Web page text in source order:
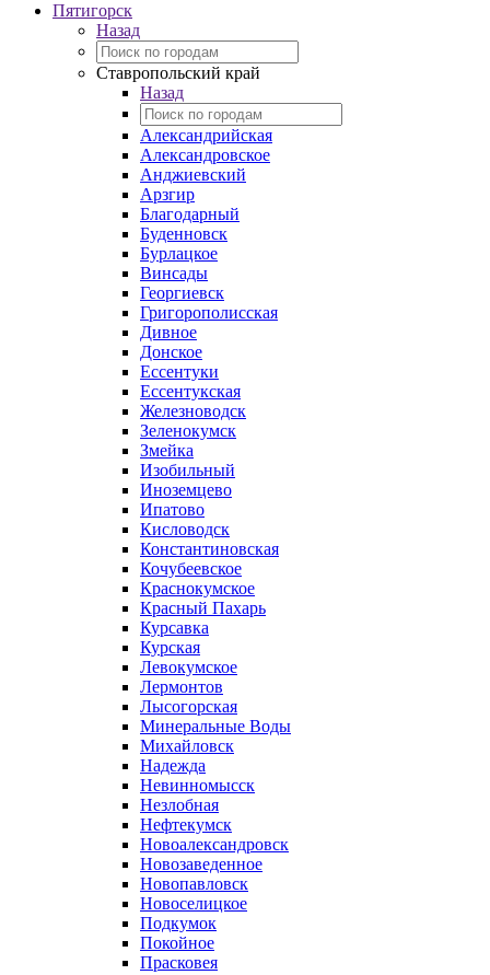
Пятигорск
Назад
Ставропольский край
Назад
Александрийская
Александровское
Анджиевский
Арзгир
Благодарный
Буденновск
Бурлацкое
Винсады
Георгиевск
Григорополисская
Дивное
Донское
Ессентуки
Ессентукская
Железноводск
Зеленокумск
Змейка
Изобильный
Иноземцево
Ипатово
Кисловодск
Константиновская
Кочубеевское
Краснокумское
Красный Пахарь
Курсавка
Курская
Левокумское
Лермонтов
Лысогорская
Минеральные Воды
Михайловск
Надежда
Невинномысск
Незлобная
Нефтекумск
Новоалександровск
Новозаведенное
Новопавловск
Новоселицкое
Подкумок
Покойное
Прасковея